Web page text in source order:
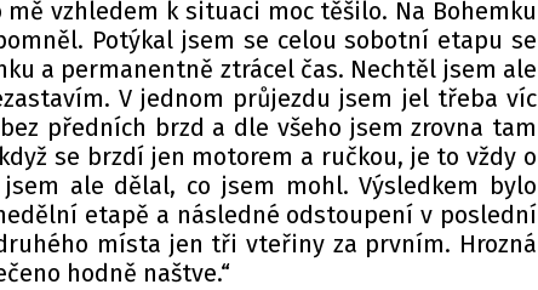
vzhledem k situaci moc těšilo. Na Bohemku
Potýkal jsem se celou sobotní etapu se
a permanentně ztrácel čas. Nechtěl jsem ale
V jednom průjezdu jsem jel třeba víc
předních brzd a dle všeho jsem zrovna tam
se brzdí jen motorem a ručkou, je to vždy o
ale dělal, co jsem mohl. Výsledkem bylo
etapě a následné odstoupení v poslední
místa jen tři vteřiny za prvním. Hrozná
hodně naštve.“